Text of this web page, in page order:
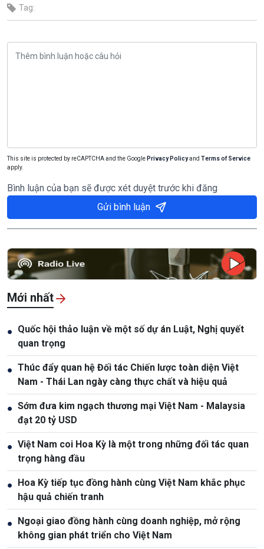
Tag:
This site is protected by reCAPTCHA and the Google Privacy Policyand Terms of Service
apply.
Bình luận của bạn sẽ được xét duyệt trước khi đăng
Gửi bình luận
Mới nhất
● Quốc hội thảo luận về một số dự án Luật, Nghị quyết
quan trọng
● Thúc đẩy quan hệ Đối tác Chiến lược toàn diện Việt
Nam - Thái Lan ngày càng thực chất và hiệu quả
● Sớm đưa kim ngạch thương mại Việt Nam - Malaysia
đạt 20 tỷ USD
● Việt Nam coi Hoa Kỳ là một trong những đối tác quan
trọng hàng đầu
● Hoa Kỳ tiếp tục đồng hành cùng Việt Nam khắc phục
hậu quả chiến tranh
● Ngoại giao đồng hành cùng doanh nghiệp, mở rộng
không gian phát triển cho Việt Nam